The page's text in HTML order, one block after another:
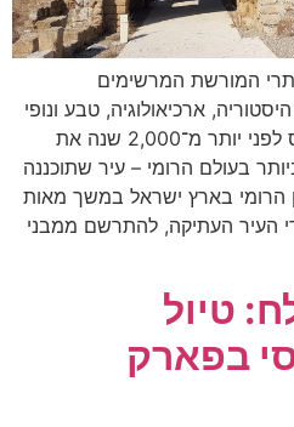
המורשת המרשימים
ארכיאולוגיה, טבע ונופי
ים מרהיבים. כאן הקים הורדוס לפני יותר מ־2,000 שנה את
בעולם הרומי – עיר שתוכננה
הרומי בארץ ישראל במשך מאות
העיר העתיקה, להתרשם ממבני
טיול
בפארק